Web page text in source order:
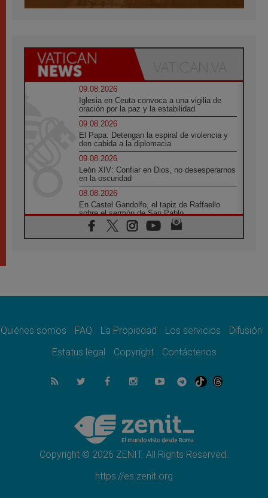
09.08.2026
Iglesia en Ceuta convoca a una vigilia de
oración por la paz y la estabilidad
09.08.2026
El Papa: Detengan la espiral de violencia y
den cabida a la diplomacia
09.08.2026
León XIV: Confiar en Dios, no desesperarnos
en la oscuridad
08.08.2026
En Castel Gandolfo, el tapiz de Raffaello
sobre el sermón de San Pablo
08.08.2026
En Colombia, «la paz no se compra con una
08.08.2026
08.08.2026
del Buen Consejo de Genazzano
Filipinas: el Vicariato Apostólico de Calapán
se convierte en diócesis
Honduras: Los desplazados invisibles de una
crisis olvidada
Quiénes somos FAQ La Propiedad Los servicios
Difusión
Estatus legal
Copyright Contáctenos
Copyright © 2026 ZENIT. All Rights Reserved.
https://es.zenit.org